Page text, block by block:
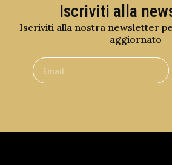
Iscriviti alla
Iscriviti alla nostra newsletter
aggiornato